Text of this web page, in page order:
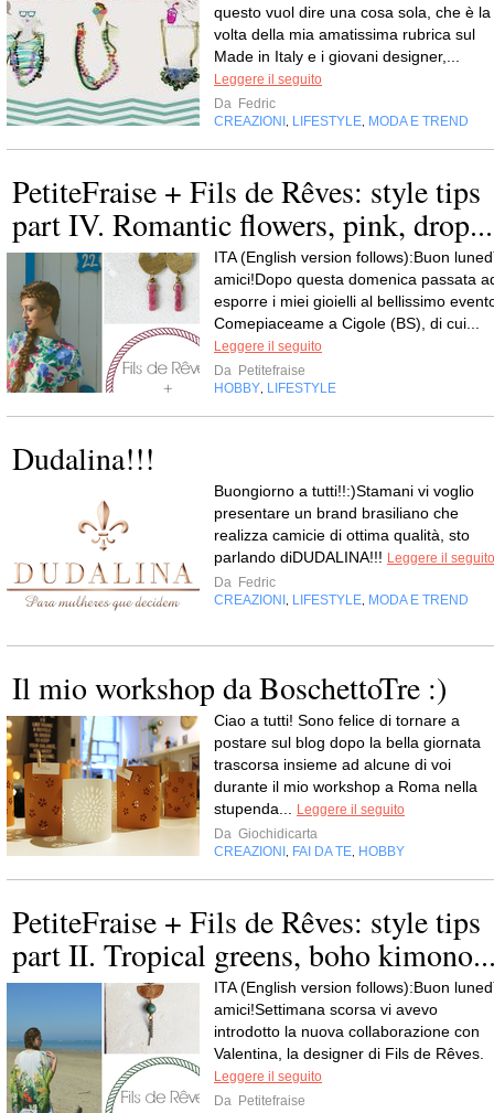
questo vuol dire una cosa sola, che è la
volta della mia amatissima rubrica sul
Made in Italy e i giovani designer,...
Leggere il seguito
Da Fedric
CREAZIONI LIFESTYLE MODA E TREND
PetiteFraise + Fils de Rêves: style tips
part IV. Romantic flowers, pink, drop...
ITA (English version follows):Buon
amici!Dopo questa domenica passata
esporre i miei gioielli al bellissimo
Comepiaceame a Cigole (BS), di cui...
Leggere il seguito
Da Petitefraise
HOBBY LIFESTYLE
Dudalina!!!
Buongiorno a tutti!!:)Stamani vi voglio
presentare un brand brasiliano che
realizza camicie di ottima qualità, sto
parlando diDUDALINA!!! Leggere il seguito
Da Fedric
CREAZIONI LIFESTYLE MODA E TREND
Il mio workshop da BoschettoTre :)
Ciao a tutti! Sono felice di tornare a
postare sul blog dopo la bella giornata
trascorsa insieme ad alcune di voi
durante il mio workshop a Roma nella
stupenda...
Leggere il seguito
Da Giochidicarta
CREAZIONI FAI DA TE HOBBY
PetiteFraise + Fils de Rêves: style tips
part II. Tropical greens, boho
ITA (English version follows):Buon
amici!Settimana scorsa vi avevo
introdotto la nuova collaborazione con
Valentina, la designer di Fils de Rêves.
Leggere il seguito
Da Petitefraise